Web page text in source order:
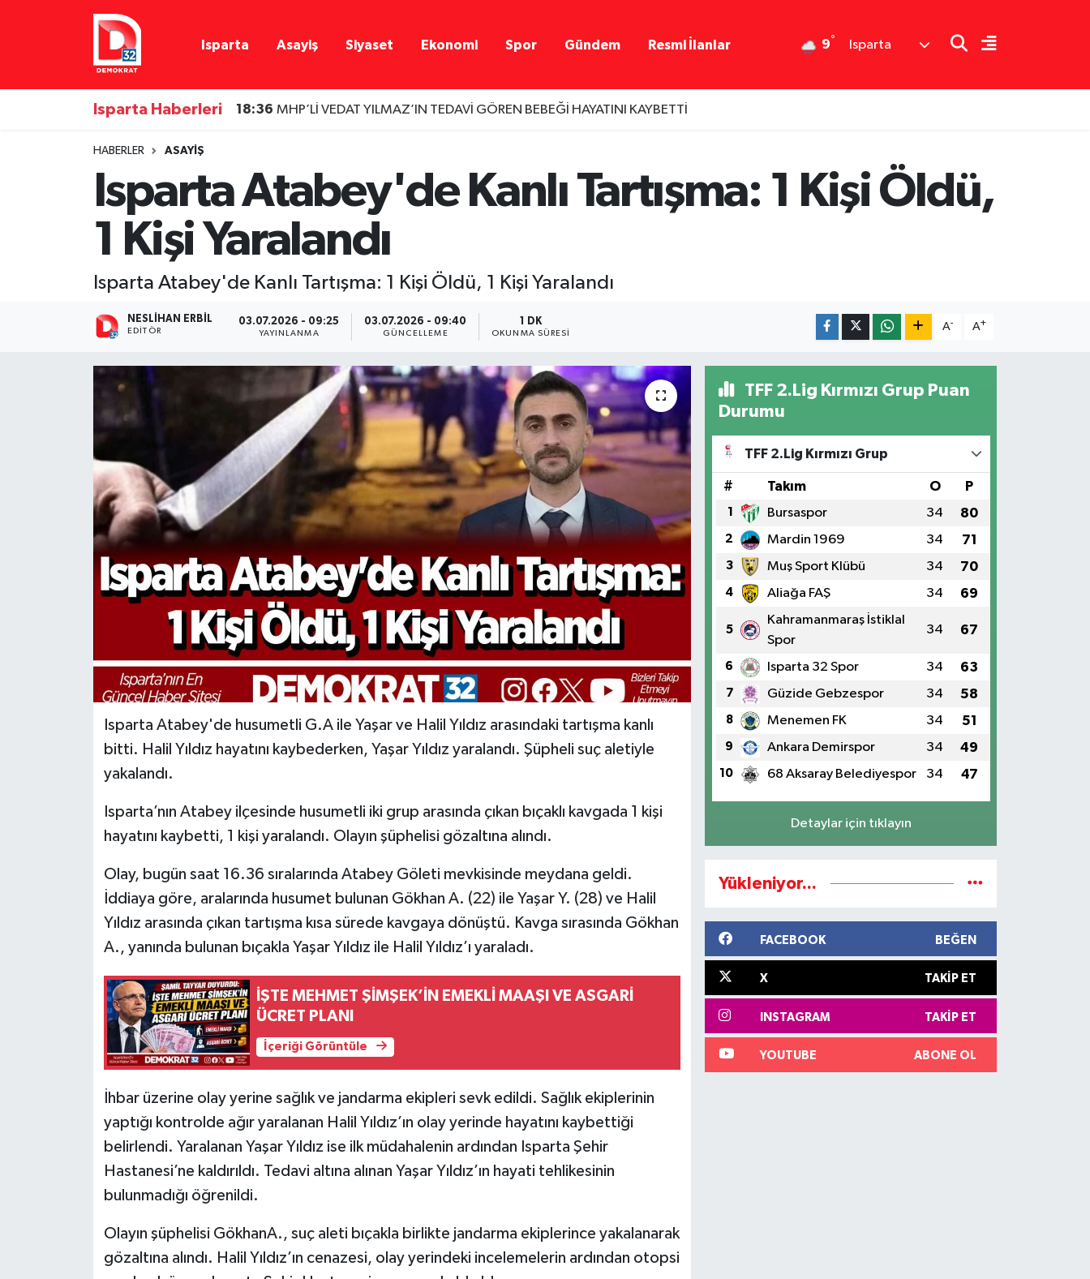
Isparta Asayiş Siyaset Ekonomi Spor Gündem Resmi İlanlar 9° Isparta
Isparta Haberleri 18:36 MHP’Lİ VEDAT YILMAZ’IN TEDAVİ GÖREN BEBEĞİ HAYATINI KAYBETTİ
HABERLER ASAYIŞ
Isparta Atabey'de Kanlı Tartışma: 1 Kişi Öldü,
1 Kişi Yaralandı
Isparta Atabey'de Kanlı Tartışma: 1 Kişi Öldü, 1 Kişi Yaralandı
NESLIHAN ERBIL
EDITÖR
03.07.2026 - 09:25
YAYINLANMA
03.07.2026 - 09:40
GÜNCELLEME
1 DK
OKUNMA SÜRESI
A- A+
Isparta Atabey'de husumetli G.A ile Yaşar ve Halil Yıldız arasındaki tartışma kanlı
bitti. Halil Yıldız hayatını kaybederken, Yaşar Yıldız yaralandı. Şüpheli suç aletiyle
yakalandı.
Isparta’nın Atabey ilçesinde husumetli iki grup arasında çıkan bıçaklı kavgada 1 kişi
hayatını kaybetti, 1 kişi yaralandı. Olayın şüphelisi gözaltına alındı.
Olay, bugün saat 16.36 sıralarında Atabey Göleti mevkisinde meydana geldi.
İddiaya göre, aralarında husumet bulunan Gökhan A. (22) ile Yaşar Y. (28) ve Halil
Yıldız arasında çıkan tartışma kısa sürede kavgaya dönüştü. Kavga sırasında Gökhan
A., yanında bulunan bıçakla Yaşar Yıldız ile Halil Yıldız’ı yaraladı.
İŞTE MEHMET ŞİMŞEK’İN EMEKLİ MAAŞI VE ASGARİ
ÜCRET PLANI
İçeriği Görüntüle
İhbar üzerine olay yerine sağlık ve jandarma ekipleri sevk edildi. Sağlık ekiplerinin
yaptığı kontrolde ağır yaralanan Halil Yıldız’ın olay yerinde hayatını kaybettiği
belirlendi. Yaralanan Yaşar Yıldız ise ilk müdahalenin ardından Isparta Şehir
Hastanesi’ne kaldırıldı. Tedavi altına alınan Yaşar Yıldız’ın hayati tehlikesinin
bulunmadığı öğrenildi.
Olayın şüphelisi GökhanA., suç aleti bıçakla birlikte jandarma ekiplerince yakalanarak
gözaltına alındı. Halil Yıldız’ın cenazesi, olay yerindeki incelemelerin ardından otopsi
TFF 2.Lig Kırmızı Grup Puan
Durumu
TFF 2.Lig Kırmızı Grup
# Takım O P
1 Bursaspor 34 80
2 Mardin 1969 34 71
3 Muş Sport Klübü 34 70
4 Aliağa FAŞ 34 69
5
Kahramanmaraş İstiklal
Spor
34 67
6 Isparta 32 Spor 34 63
7 Güzide Gebzespor 34 58
8 Menemen FK 34 51
9 Ankara Demirspor 34 49
10 68 Aksaray Belediyespor 34 47
Detaylar için tıklayın
Yükleniyor...
FACEBOOK BEĞEN
X TAKIP ET
INSTAGRAM TAKIP ET
YOUTUBE ABONE OL
Isparta Nöbetçi Eczaneler
Isparta Hava Durumu
Isparta Namaz Vakitleri
Isparta Trafik Yoğunluk Haritası
Süper Lig Puan Durumu ve Fikstür
Son Dakika Haberleri